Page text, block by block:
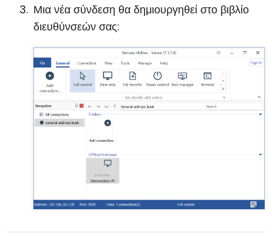
Μια νέα σύνδεση θα δημιουργηθεί στο βιβλίο
διευθύνσεών σας: